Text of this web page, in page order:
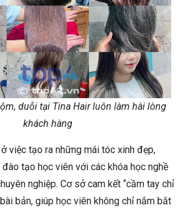
duỗi tại Tina Hair luôn làm hài lòng
khách hàng
việc tạo ra những mái tóc xinh đẹp,
tạo học viên với các khóa học nghề
nghiệp. Cơ sở cam kết “cầm tay chỉ
bản, giúp học viên không chỉ nắm bắt